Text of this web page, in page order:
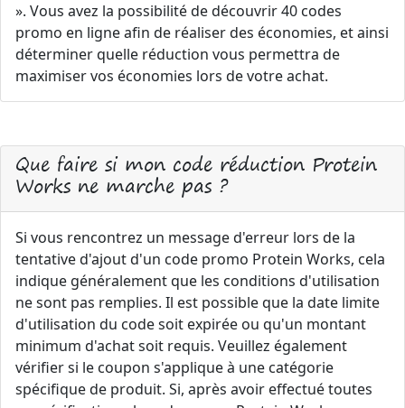
». Vous avez la possibilité de découvrir 40 codes
promo en ligne afin de réaliser des économies, et ainsi
déterminer quelle réduction vous permettra de
maximiser vos économies lors de votre achat.
Que faire si mon code réduction Protein
Works ne marche pas ?
Si vous rencontrez un message d'erreur lors de la
tentative d'ajout d'un code promo Protein Works, cela
indique généralement que les conditions d'utilisation
ne sont pas remplies. Il est possible que la date limite
d'utilisation du code soit expirée ou qu'un montant
minimum d'achat soit requis. Veuillez également
vérifier si le coupon s'applique à une catégorie
spécifique de produit. Si, après avoir effectué toutes